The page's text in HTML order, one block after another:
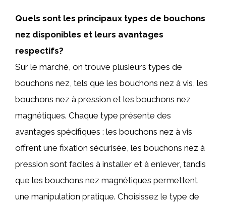
Quels sont les principaux types de bouchons
nez disponibles et leurs avantages
respectifs?
Sur le marché, on trouve plusieurs types de
bouchons nez, tels que les bouchons nez à vis, les
bouchons nez à pression et les bouchons nez
magnétiques. Chaque type présente des
avantages spécifiques : les bouchons nez à vis
offrent une fixation sécurisée, les bouchons nez à
pression sont faciles à installer et à enlever, tandis
que les bouchons nez magnétiques permettent
une manipulation pratique. Choisissez le type de